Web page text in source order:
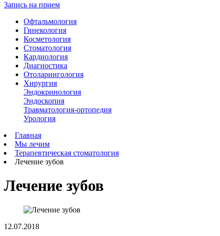
Запись на прием
Офтальмология
Гинекология
Косметология
Стоматология
Кардиология
Диагностика
Отоларингология
Хирургия
Эндокринология
Эндоскопия
Травматология-ортопедия
Урология
Главная
Мы лечим
Терапевтическая стоматология
Лечение зубов
Лечение зубов
12.07.2018